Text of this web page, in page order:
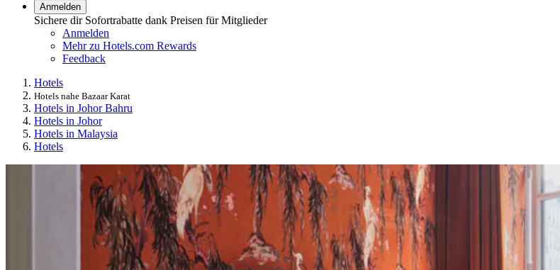
Anmelden
Sichere dir Sofortrabatte dank Preisen für Mitglieder
Anmelden
Mehr zu Hotels.com Rewards
Feedback
Hotels
Hotels nahe Bazaar Karat
Hotels in Johor Bahru
Hotels in Johor
Hotels in Malaysia
Hotels